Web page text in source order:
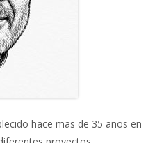
hace mas de 35 años en